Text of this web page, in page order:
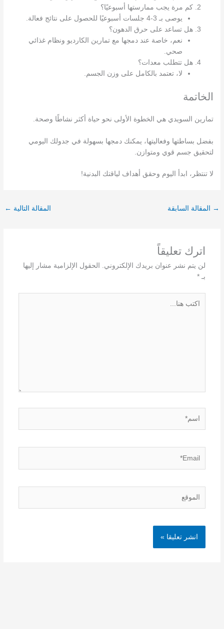
كم مرة يجب ممارستها أسبوعيًا؟
يوصى بـ 3-4 جلسات أسبوعيًا للحصول على نتائج فعالة.
هل تساعد على حرق الدهون؟
نعم، خاصة عند دمجها مع تمارين الكارديو ونظام غذائي
صحي.
هل تتطلب معدات؟
لا، تعتمد بالكامل على وزن الجسم.
الخاتمة
تمارين السويدي هي الخطوة الأولى نحو حياة أكثر نشاطًا وصحة.
بفضل بساطتها وفعاليتها، يمكنك دمجها بسهولة في جدولك اليومي
لتحقيق جسم قوي ومتوازن.
لا تنتظر، ابدأ اليوم وحقق أهداف لياقتك البدنية!
→ المقالة السابقة المقالة التالية ←
اترك تعليقاً
لن يتم نشر عنوان بريدك الإلكتروني.
الحقول الإلزامية مشار إليها
بـ *